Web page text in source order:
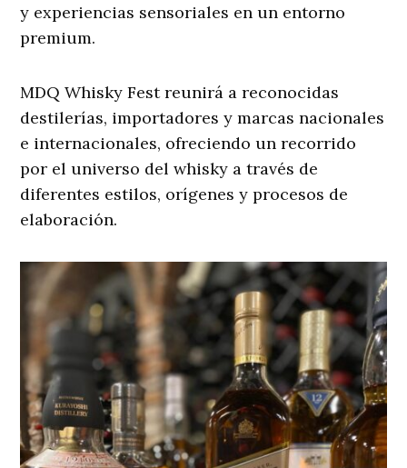
y experiencias sensoriales en un entorno
premium.
MDQ Whisky Fest reunirá a reconocidas
destilerías, importadores y marcas nacionales
e internacionales, ofreciendo un recorrido
por el universo del whisky a través de
diferentes estilos, orígenes y procesos de
elaboración.